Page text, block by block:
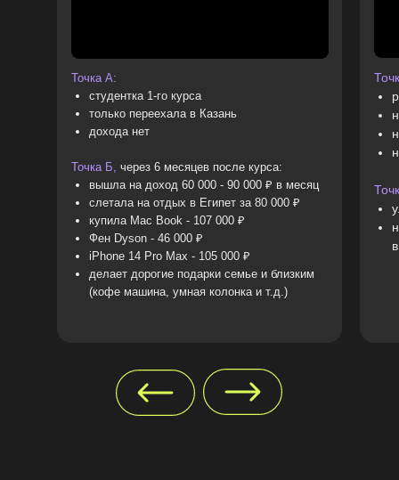
Точка А:
студентка 1-го курса
только переехала в Казань
дохода нет
Точка Б, через 6 месяцев после курса:
вышла на доход 60 000 - 90 000 ₽ в месяц
слетала на отдых в Египет за 80 000 ₽
купила Mac Book - 107 000 ₽
Фен Dyson - 46 000 ₽
iPhone 14 Pro Max - 105 000 ₽
делает дорогие подарки семье и близким
(кофе машина, умная колонка и т.д.)